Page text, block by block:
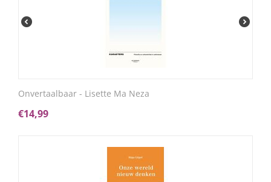
Onvertaalbaar - Lisette Ma Neza
€14,99